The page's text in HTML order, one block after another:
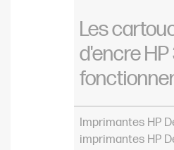
Les
d'encre
Imprimantes HP
imprimantes HP